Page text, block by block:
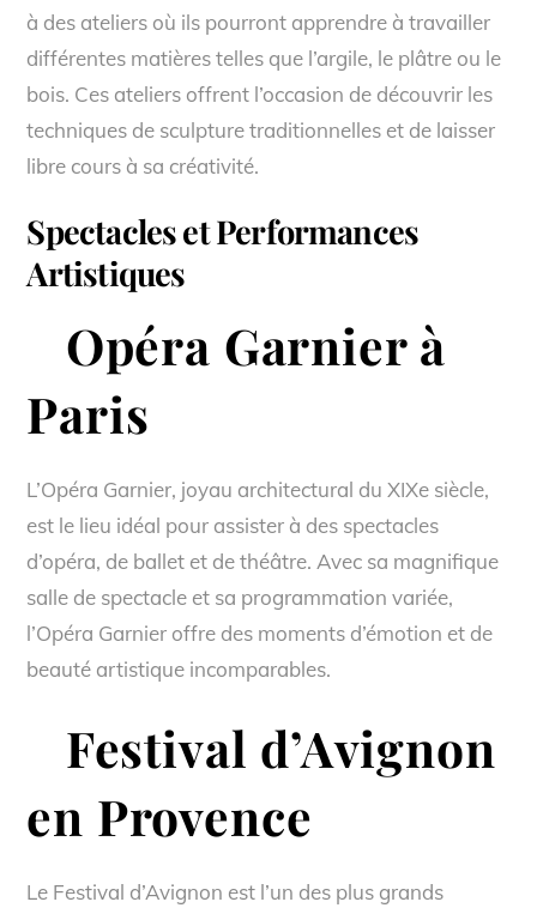
à des ateliers où ils pourront apprendre à travailler
différentes matières telles que l’argile, le plâtre ou le
bois. Ces ateliers offrent l’occasion de découvrir les
techniques de sculpture traditionnelles et de laisser
libre cours à sa créativité.
Spectacles et Performances
Artistiques
Opéra Garnier à
Paris
L’Opéra Garnier, joyau architectural du XIXe siècle,
est le lieu idéal pour assister à des spectacles
d’opéra, de ballet et de théâtre. Avec sa magnifique
salle de spectacle et sa programmation variée,
l’Opéra Garnier offre des moments d’émotion et de
beauté artistique incomparables.
Festival d’Avignon
en Provence
Le Festival d’Avignon est l’un des plus grands